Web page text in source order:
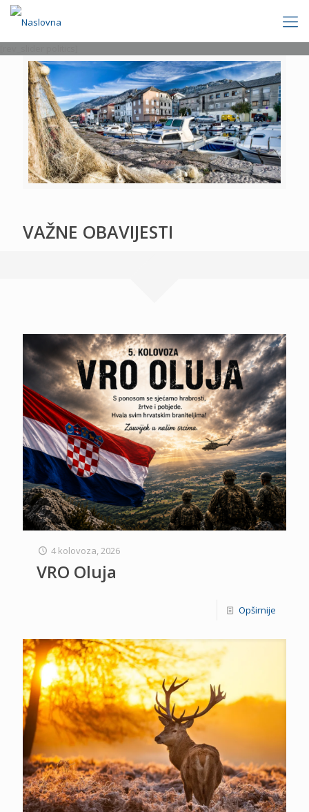
VAŽNE OBAVIJESTI
4 kolovoza, 2026
VRO Oluja
Opširnije